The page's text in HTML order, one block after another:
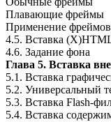
Плавающие фреймы
Применение
4.5. Вставка
4.6. Задание фона
Глава 5. Вставка
5.1. Вставка
5.2. Универсальный
5.3. Вставка Flash-
5.4. Вставка